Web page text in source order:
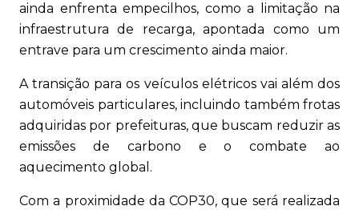
ainda enfrenta empecilhos, como a limitação na
infraestrutura de recarga, apontada como um
entrave para um crescimento ainda maior.
A transição para os veículos elétricos vai além dos
automóveis particulares, incluindo também frotas
adquiridas por prefeituras, que buscam reduzir as
emissões de carbono e o combate ao
aquecimento global.
Com a proximidade da COP30, que será realizada